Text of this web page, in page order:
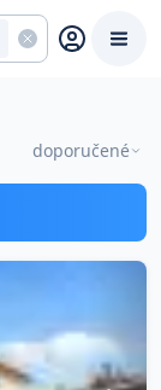
doporučené